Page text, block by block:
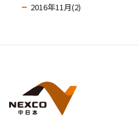
2016年11月(2)